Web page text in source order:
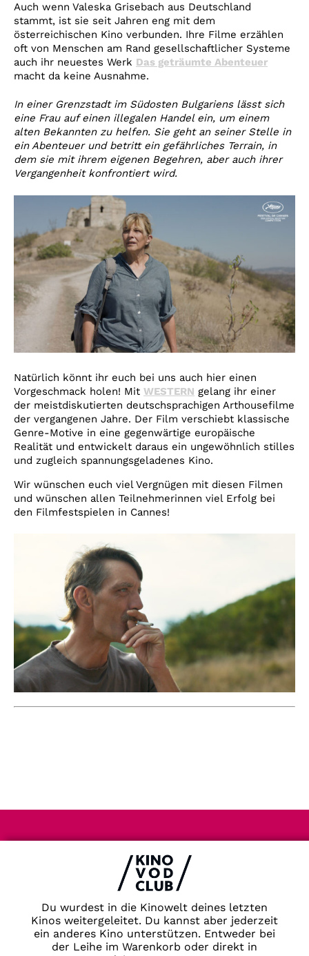
Du wurdest in die Kinowelt deines letzten
Kinos weitergeleitet. Du kannst aber jederzeit
ein anderes Kino unterstützen. Entweder bei
der Leihe im Warenkorb oder direkt in
Auch wenn Valeska Grisebach aus Deutschland
stammt, ist sie seit Jahren eng mit dem
österreichischen Kino verbunden. Ihre Filme erzählen
oft von Menschen am Rand gesellschaftlicher Systeme
auch ihr neuestes Werk Das geträumte Abenteuer
macht da keine Ausnahme.
In einer Grenzstadt im Südosten Bulgariens lässt sich
eine Frau auf einen illegalen Handel ein, um einem
alten Bekannten zu helfen. Sie geht an seiner Stelle in
ein Abenteuer und betritt ein gefährliches Terrain, in
dem sie mit ihrem eigenen Begehren, aber auch ihrer
Vergangenheit konfrontiert wird.
Natürlich könnt ihr euch bei uns auch hier einen
Vorgeschmack holen! Mit WESTERN gelang ihr einer
der meistdiskutierten deutschsprachigen Arthousefilme
der vergangenen Jahre. Der Film verschiebt klassische
Genre-Motive in eine gegenwärtige europäische
Realität und entwickelt daraus ein ungewöhnlich stilles
und zugleich spannungsgeladenes Kino.
Wir wünschen euch viel Vergnügen mit diesen Filmen
und wünschen allen Teilnehmerinnen viel Erfolg bei
den Filmfestspielen in Cannes!
AGB
Kontakt
Newsletter
Partner